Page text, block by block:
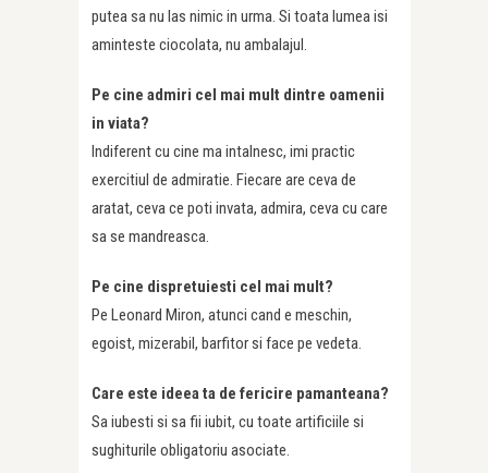
putea sa nu las nimic in urma. Si toata lumea isi
aminteste ciocolata, nu ambalajul.
Pe cine admiri cel mai mult dintre oamenii
in viata?
Indiferent cu cine ma intalnesc, imi practic
exercitiul de admiratie. Fiecare are ceva de
aratat, ceva ce poti invata, admira, ceva cu care
sa se mandreasca.
Pe cine dispretuiesti cel mai mult?
Pe Leonard Miron, atunci cand e meschin,
egoist, mizerabil, barfitor si face pe vedeta.
Care este ideea ta de fericire pamanteana?
Sa iubesti si sa fii iubit, cu toate artificiile si
sughiturile obligatoriu asociate.